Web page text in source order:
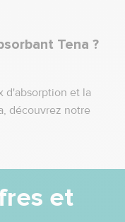
Tena ?
d'absorption et la
découvrez notre
et